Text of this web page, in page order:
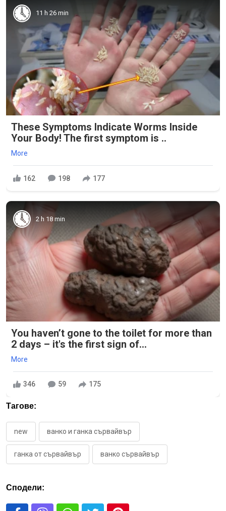
11 h 26 min
These Symptoms Indicate Worms Inside
Your Body! The first symptom is ..
More
162 198 177
2 h 18 min
You haven’t gone to the toilet for more than
2 days – it's the first sign of...
More
346 59 175
Тагове:
new ванко и ганка сървайвър
ганка от сървайвър ванко сървайвър
Сподели: